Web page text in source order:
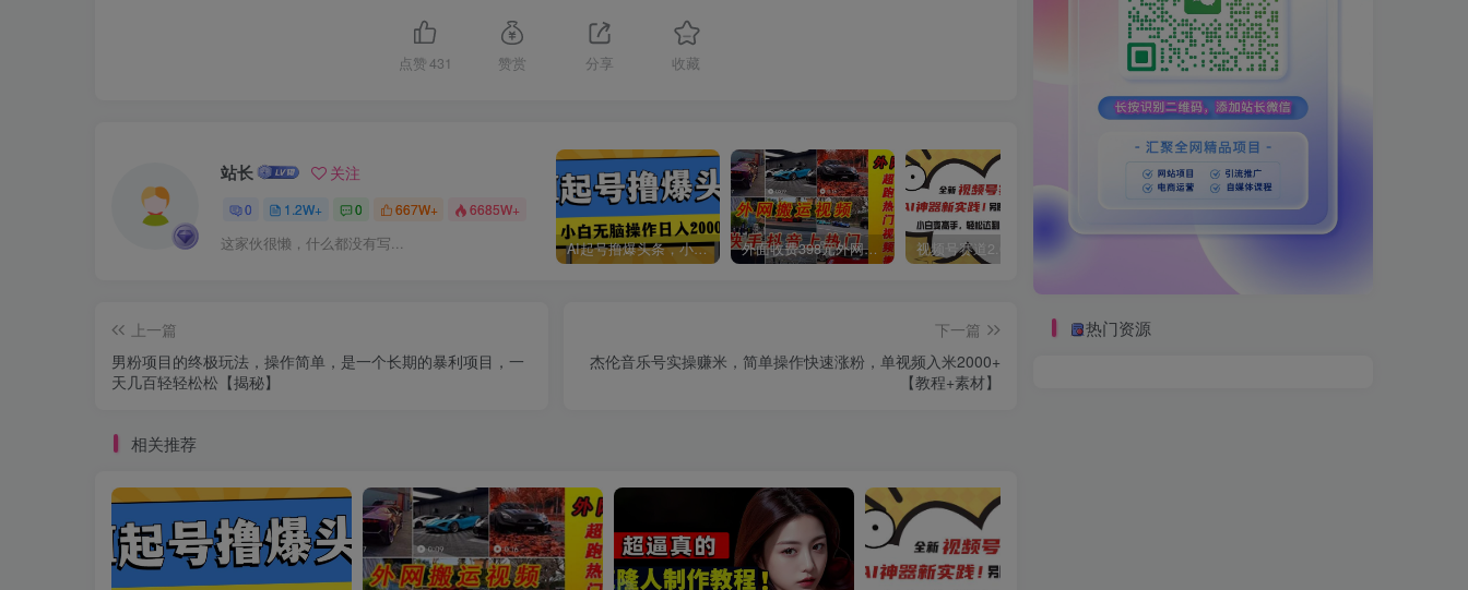
点赞 431 赞赏 分享 收藏
站长 关注
0 1.2W+ 0 667W+ 6685W+
这家伙很懒，什么都没有写... AI起号撸爆头条，小白也能操作，日入2000+ 外面收费398元外网超跑豪车汽车视频搬运至快手抖音上热门项目 视频号赛道2.0：AI神器新实践！另辟蹊径！五分钟一条作品，小白变高手…
上一篇
男粉项目的终极玩法，操作简单，是一个长期的暴利项目，一
天几百轻轻松松【揭秘】
下一篇
杰伦音乐号实操赚米，简单操作快速涨粉，单视频入米2000+
【教程+素材】
相关推荐
热门资源